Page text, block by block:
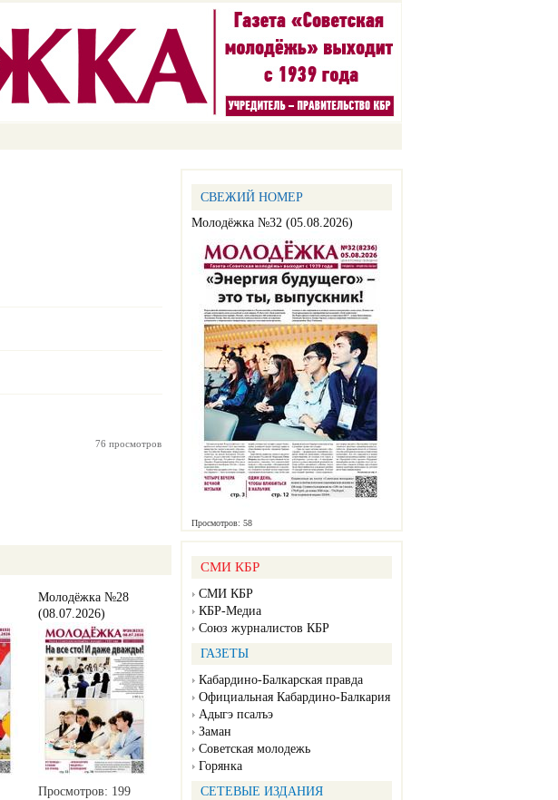
СВЕЖИЙ НОМЕР
Молодёжка №32 (05.08.2026)
Просмотров: 58
СМИ КБР
СМИ КБР
КБР-Медиа
Союз журналистов КБР
ГАЗЕТЫ
Кабардино-Балкарская правда
Официальная Кабардино-Балкария
Адыгэ псалъэ
Заман
Советская молодежь
Горянка
СЕТЕВЫЕ ИЗДАНИЯ
76 просмотров
Молодёжка №28
(08.07.2026)
Просмотров: 199